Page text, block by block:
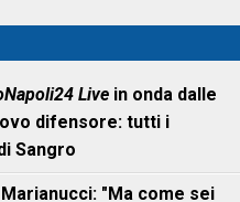
Live in onda dalle
difensore: tutti i
Sangro
"Ma come sei